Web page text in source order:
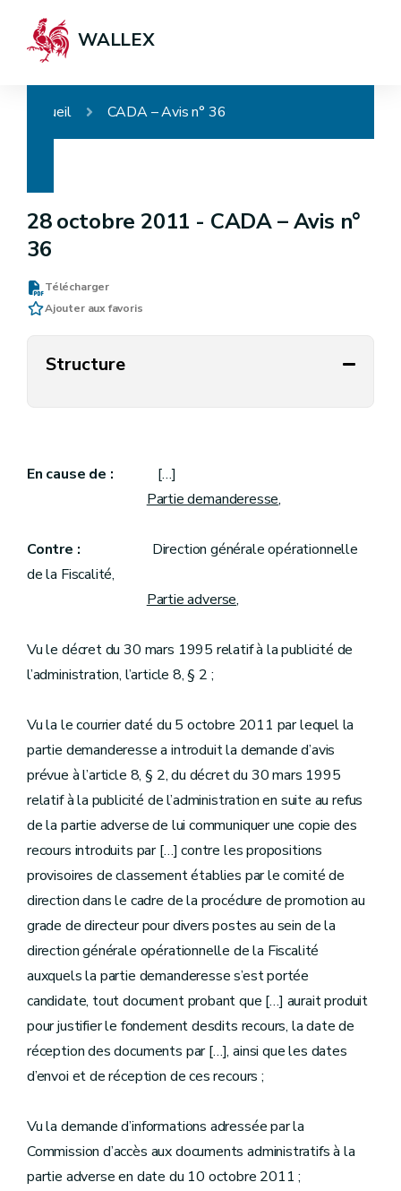
WALLEX
Accueil CADA – Avis n° 36
28 octobre 2011 - CADA – Avis n°
36
Télécharger
Ajouter aux favoris
Structure
En cause de : […]
Partie demanderesse,
Contre : Direction générale opérationnelle
de la Fiscalité,
Partie adverse,
Vu le décret du 30 mars 1995 relatif à la publicité de
l’administration, l’article 8, § 2 ;
Vu la le courrier daté du 5 octobre 2011 par lequel la
partie demanderesse a introduit la demande d’avis
prévue à l’article 8, § 2, du décret du 30 mars 1995
relatif à la publicité de l’administration en suite au refus
de la partie adverse de lui communiquer une copie des
recours introduits par […] contre les propositions
provisoires de classement établies par le comité de
direction dans le cadre de la procédure de promotion au
grade de directeur pour divers postes au sein de la
direction générale opérationnelle de la Fiscalité
auxquels la partie demanderesse s’est portée
candidate, tout document probant que […] aurait produit
pour justifier le fondement desdits recours, la date de
réception des documents par […], ainsi que les dates
d’envoi et de réception de ces recours ;
Vu la demande d’informations adressée par la
Commission d’accès aux documents administratifs à la
partie adverse en date du 10 octobre 2011 ;